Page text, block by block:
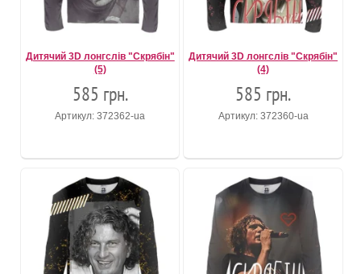
Дитячий 3D лонгслів "Скрябiн"
(5)
585 грн.
Артикул: 372362-ua
Дитячий 3D лонгслів "Скрябiн"
(4)
585 грн.
Артикул: 372360-ua